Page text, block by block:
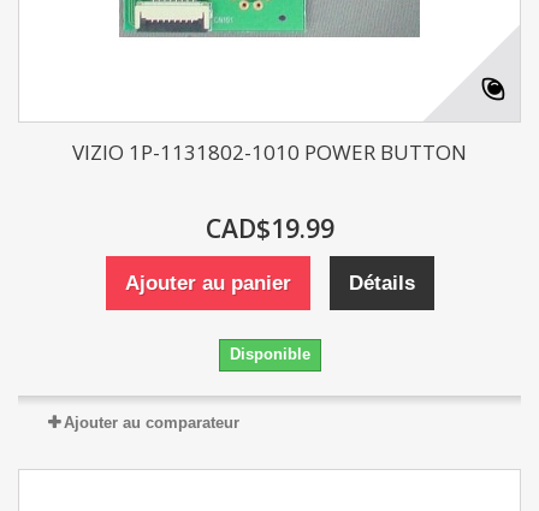
VIZIO 1P-1131802-1010 POWER BUTTON
CAD$19.99
Ajouter au panier Détails
Disponible
Ajouter au comparateur